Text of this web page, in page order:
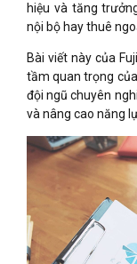
hiệu và tăng
nội bộ hay thuê
Bài viết này của
tầm quan trọng
đội ngũ chuyên
và nâng cao năng